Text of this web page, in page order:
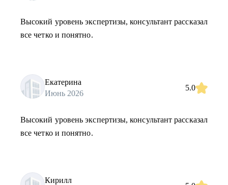
Высокий уровень экспертизы, консультант рассказал
все четко и понятно.
Екатерина
Июнь 2026
5.0
Высокий уровень экспертизы, консультант рассказал
все четко и понятно.
Кирилл